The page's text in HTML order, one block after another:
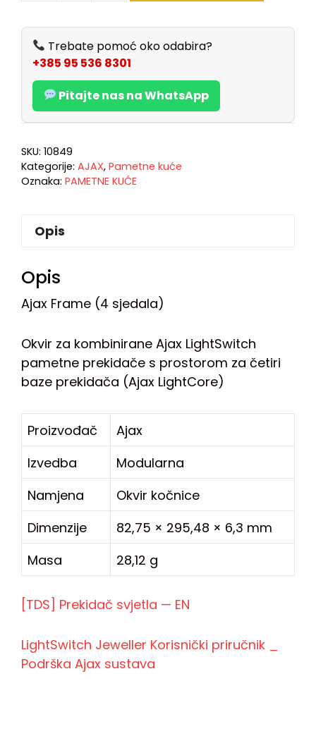
Trebate pomoć oko odabira?
+385 95 536 8301
Pitajte nas na WhatsApp
SKU: 10849
Kategorije: AJAX, Pametne kuće
Oznaka: PAMETNE KUĆE
Opis
Opis
Ajax Frame (4 sjedala)
Okvir za kombinirane Ajax LightSwitch
pametne prekidače s prostorom za četiri
baze prekidača (Ajax LightCore)
Proizvođač
Ajax
Izvedba
Modularna
Namjena
Okvir kočnice
Dimenzije
82,75 × 295,48 × 6,3 mm
Masa
28,12 g
[TDS] Prekidač svjetla — EN
LightSwitch Jeweller Korisnički priručnik _
Podrška Ajax sustava